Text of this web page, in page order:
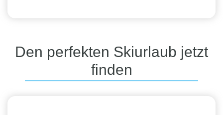
Den perfekten Skiurlaub jetzt
finden